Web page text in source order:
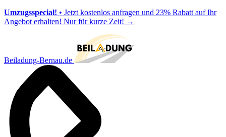
Umzugsspecial! • Jetzt kostenlos anfragen und 23% Rabatt auf Ihr
Angebot erhalten! Nur für kurze Zeit! →
Beiladung-Bernau.de